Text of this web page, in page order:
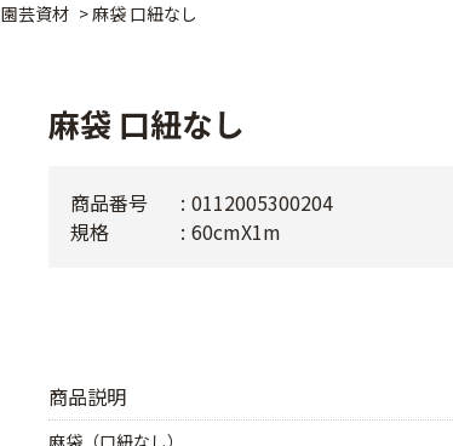
園芸資材 >麻袋 口紐なし
麻袋 口紐なし
商品説明
麻袋（口紐なし）
商品番号
0112005300204
規格
60cmX1m